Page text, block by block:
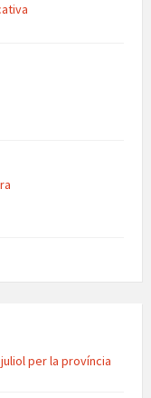
per la província